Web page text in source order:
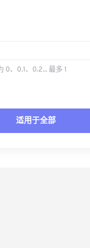
0、0.1、0.2... 最多 1
适用于全部